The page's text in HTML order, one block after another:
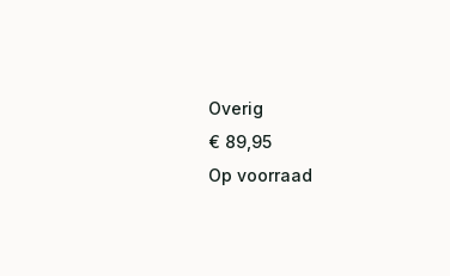
Overig
€ 89,95
Op voorraad